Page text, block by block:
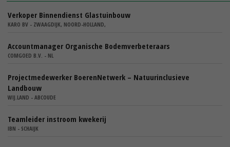
Verkoper Binnendienst Glastuinbouw
KARO BV - ZWAAGDIJK, NOORD-HOLLAND,
Accountmanager Organische Bodemverbeteraars
COMGOED B.V. - NL
Projectmedewerker BoerenNetwerk – Natuurinclusieve
Landbouw
WIJ.LAND - ABCOUDE
Teamleider instroom kwekerij
IBN - SCHAIJK